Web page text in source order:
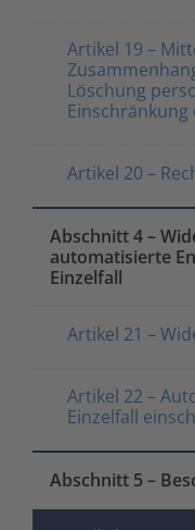
Artikel 19 –
Löschung
Artikel 20 –
Abschnitt 4 –
automatisierte
Einzelfall
Artikel 21 –
Artikel 22 –
Einzelfall
Abschnitt 5 –